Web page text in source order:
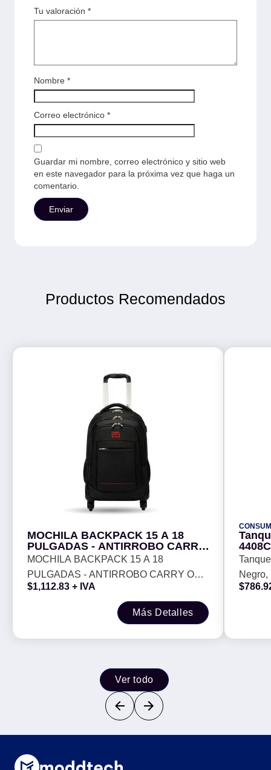
Tu valoración *
Nombre *
Correo electrónico *
Guardar mi nombre, correo electrónico y sitio web
en este navegador para la próxima vez que haga un
comentario.
Productos Recomendados
MOCHILA BACKPACK 15 A 18
PULGADAS - ANTIRROBO CARRY
ON (CON RUEDAS) PARA
LAPTOP, NEGRO, 406245
BROBOTIX
MOCHILA BACKPACK 15 A 18
PULGADAS - ANTIRROBO CARRY ON
(CON RUEDAS) PARA LAPTOP,
NEGRO, 406245 BROBOTIX
$1,112.83 + IVA
Más Detalles
tinta,
Negro,
Tanque
$
Ver todo